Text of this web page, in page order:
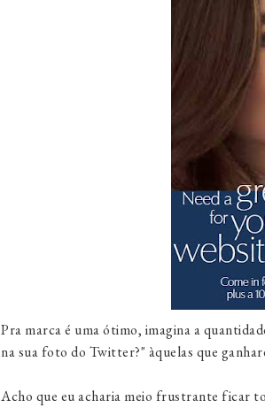
Pra marca é uma ótimo, imagina a
na sua foto do Twitter?" àquelas que
Acho que eu acharia meio frustrante ficar